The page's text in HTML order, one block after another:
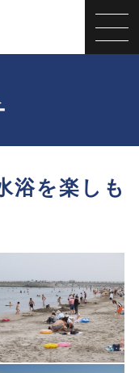
浴を楽しも